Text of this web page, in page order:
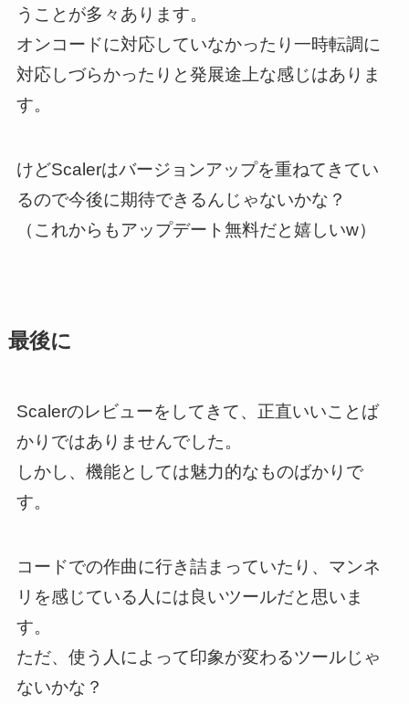
うことが多々あります。
オンコードに対応していなかったり一時転調に
対応しづらかったりと発展途上な感じはありま
す。
けどScalerはバージョンアップを重ねてきてい
るので今後に期待できるんじゃないかな？
（これからもアップデート無料だと嬉しいw）
最後に
Scalerのレビューをしてきて、正直いいことば
かりではありませんでした。
しかし、機能としては魅力的なものばかりで
す。
コードでの作曲に行き詰まっていたり、マンネ
リを感じている人には良いツールだと思いま
す。
ただ、使う人によって印象が変わるツールじゃ
ないかな？